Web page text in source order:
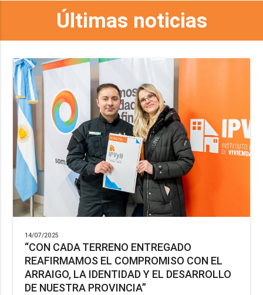
Últimas noticias
14/07/2025
“CON CADA TERRENO ENTREGADO
REAFIRMAMOS EL COMPROMISO CON EL
ARRAIGO, LA IDENTIDAD Y EL DESARROLLO
DE NUESTRA PROVINCIA”